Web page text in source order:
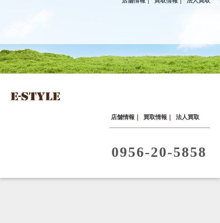
店舗情報 買取情報 法人買取
0956-20-5858